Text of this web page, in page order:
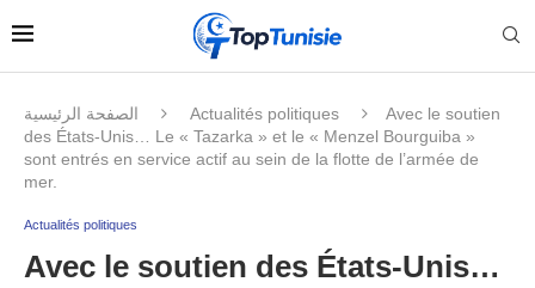
الصفحة الرئيسية Actualités politiques
Avec le soutien
des États-Unis… Le « Tazarka » et le « Menzel Bourguiba »
sont entrés en service actif au sein de la flotte de l’armée de
mer.
Actualités politiques
Avec le soutien des États-Unis…